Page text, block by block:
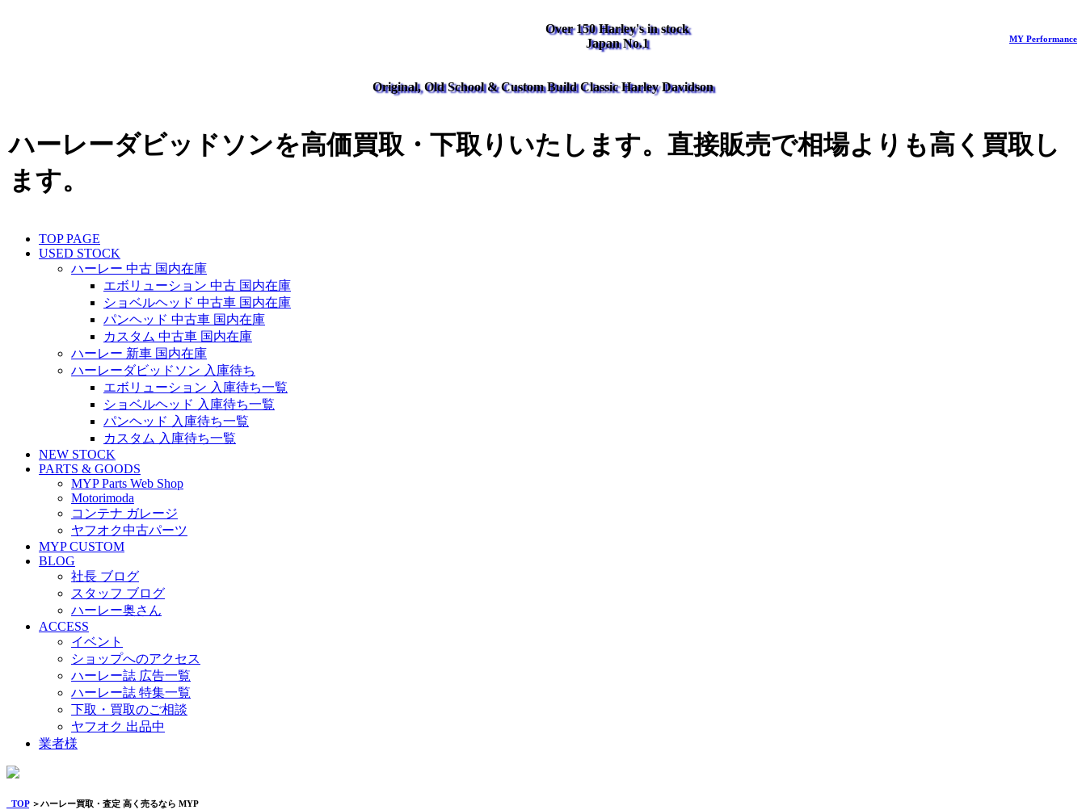
Over 150 Harley's in stock
Japan No.1
MY Performance
Original, Old School & Custom Build Classic Harley Davidson
ハーレーダビッドソンを高価買取・下取りいたします。直接販売で相場よりも高く買取し
ます。
TOP PAGE
USED STOCK
ハーレー 中古 国内在庫
エボリューション 中古 国内在庫
ショベルヘッド 中古車 国内在庫
パンヘッド 中古車 国内在庫
カスタム 中古車 国内在庫
ハーレー 新車 国内在庫
ハーレーダビッドソン 入庫待ち
エボリューション 入庫待ち一覧
ショベルヘッド 入庫待ち一覧
パンヘッド 入庫待ち一覧
カスタム 入庫待ち一覧
NEW STOCK
PARTS & GOODS
MYP Parts Web Shop
Motorimoda
コンテナ ガレージ
ヤフオク中古パーツ
MYP CUSTOM
BLOG
社長 ブログ
スタッフ ブログ
ハーレー奥さん
ACCESS
イベント
ショップへのアクセス
ハーレー誌 広告一覧
ハーレー誌 特集一覧
下取・買取のご相談
ヤフオク 出品中
業者様
TOP＞ハーレー買取・査定 高く売るなら MYP